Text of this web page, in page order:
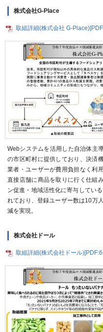
株式会社G-Place
取組詳細(株式会社 G-
Webシステムを活用した自治体主
の市区町村に提供しており、決済
業者・ユーザーが費用負担なく利
直接店舗に商品を取りに行く仕組
ン促進・地域活性化に寄与してい
れており、登録ユーザー数は10万
減を実現。
株式会社ドール
取組詳細(株式会社ドール